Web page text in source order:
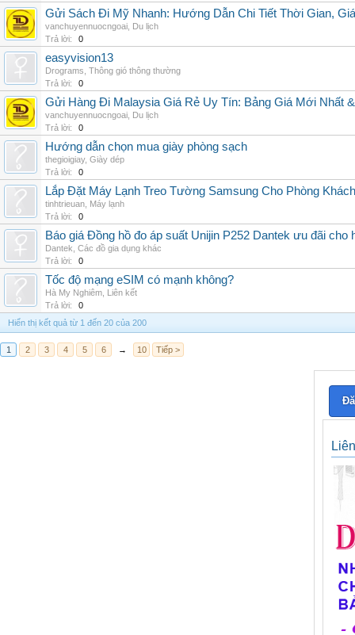
Gửi Sách Đi Mỹ Nhanh: Hướng Dẫn Chi Tiết Thời Gian,
vanchuyennuocngoai Du lịch
Trả lời:
0
easyvision13
Drograms Thông gió thông thường
Trả lời:
0
Gửi Hàng Đi Malaysia Giá Rẻ Uy Tín: Bảng Giá Mới Nhất
vanchuyennuocngoai Du lịch
Trả lời:
0
Hướng dẫn chọn mua giày phòng sạch
thegioigiay, Giày dép
Trả lời:
0
Lắp Đặt Máy Lạnh Treo Tường Samsung Cho Phòng Khách
tinhtrieuan Máy lạnh
Trả lời:
0
Báo giá Đồng hồ đo áp suất Unijin P252 Dantek ưu đãi cho
Dantek Các đồ gia dụng khác
Trả lời:
0
Tốc độ mạng eSIM có mạnh không?
Hà My Nghiêm Liên kết
Trả lời:
0
Hiển thị kết quả từ 1 đến 20 của 200
1 2 3 4 5 6 → 10 Tiếp >